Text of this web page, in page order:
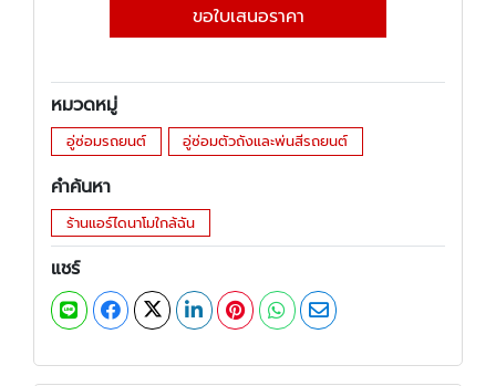
ขอใบเสนอราคา
หมวดหมู่
อู่ซ่อมรถยนต์ อู่ซ่อมตัวถังและพ่นสีรถยนต์
คำค้นหา
ร้านแอร์ไดนาโมใกล้ฉัน
แชร์